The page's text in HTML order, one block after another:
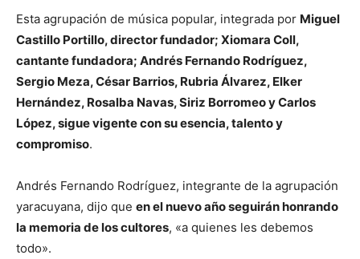
Esta agrupación de música popular, integrada por Miguel
Castillo Portillo, director fundador; Xiomara Coll,
cantante fundadora; Andrés Fernando Rodríguez,
Sergio Meza, César Barrios, Rubria Álvarez, Elker
Hernández, Rosalba Navas, Siriz Borromeo y Carlos
López, sigue vigente con su esencia, talento y
compromiso.
Andrés Fernando Rodríguez, integrante de la agrupación
yaracuyana, dijo que en el nuevo año seguirán honrando
la memoria de los cultores, «a quienes les debemos
todo».